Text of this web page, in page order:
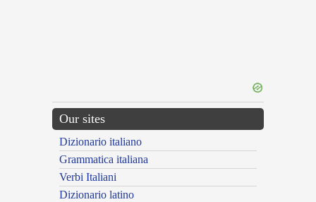
Our sites
Dizionario italiano
Grammatica italiana
Verbi Italiani
Dizionario latino